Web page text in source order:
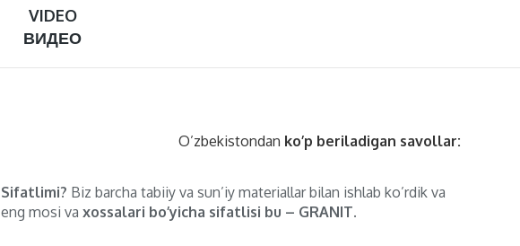
VIDEO
ВИДЕО
O’zbekistondan ko’p beriladigan savollar:
Sifatlimi? Biz barcha tabiiy va sun’iy materiallar bilan ishlab ko’rdik va
eng mosi va xossalari bo’yicha sifatlisi bu – GRANIT.